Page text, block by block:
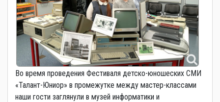
Во время проведения Фестиваля детско-юношеских СМИ
«Талант-Юниор» в промежутке между мастер-классами
наши гости заглянули в музей информатики и